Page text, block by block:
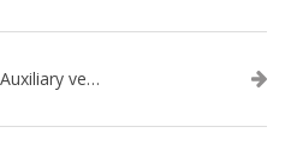
LANGUAGE FOCUS | Modal Auxiliary verbs in the past